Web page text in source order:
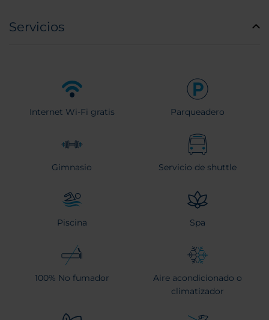
Servicios
Internet Wi-Fi gratis Parqueadero
Gimnasio Servicio de shuttle
Piscina Spa
100% No fumador
Aire acondicionado o
climatizador